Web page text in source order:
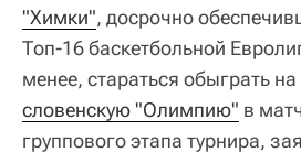
"Химки", досрочно
Топ-16 баскетбольной
менее, стараться обыграть
словенскую "Олимпию" в
группового этапа турнира,